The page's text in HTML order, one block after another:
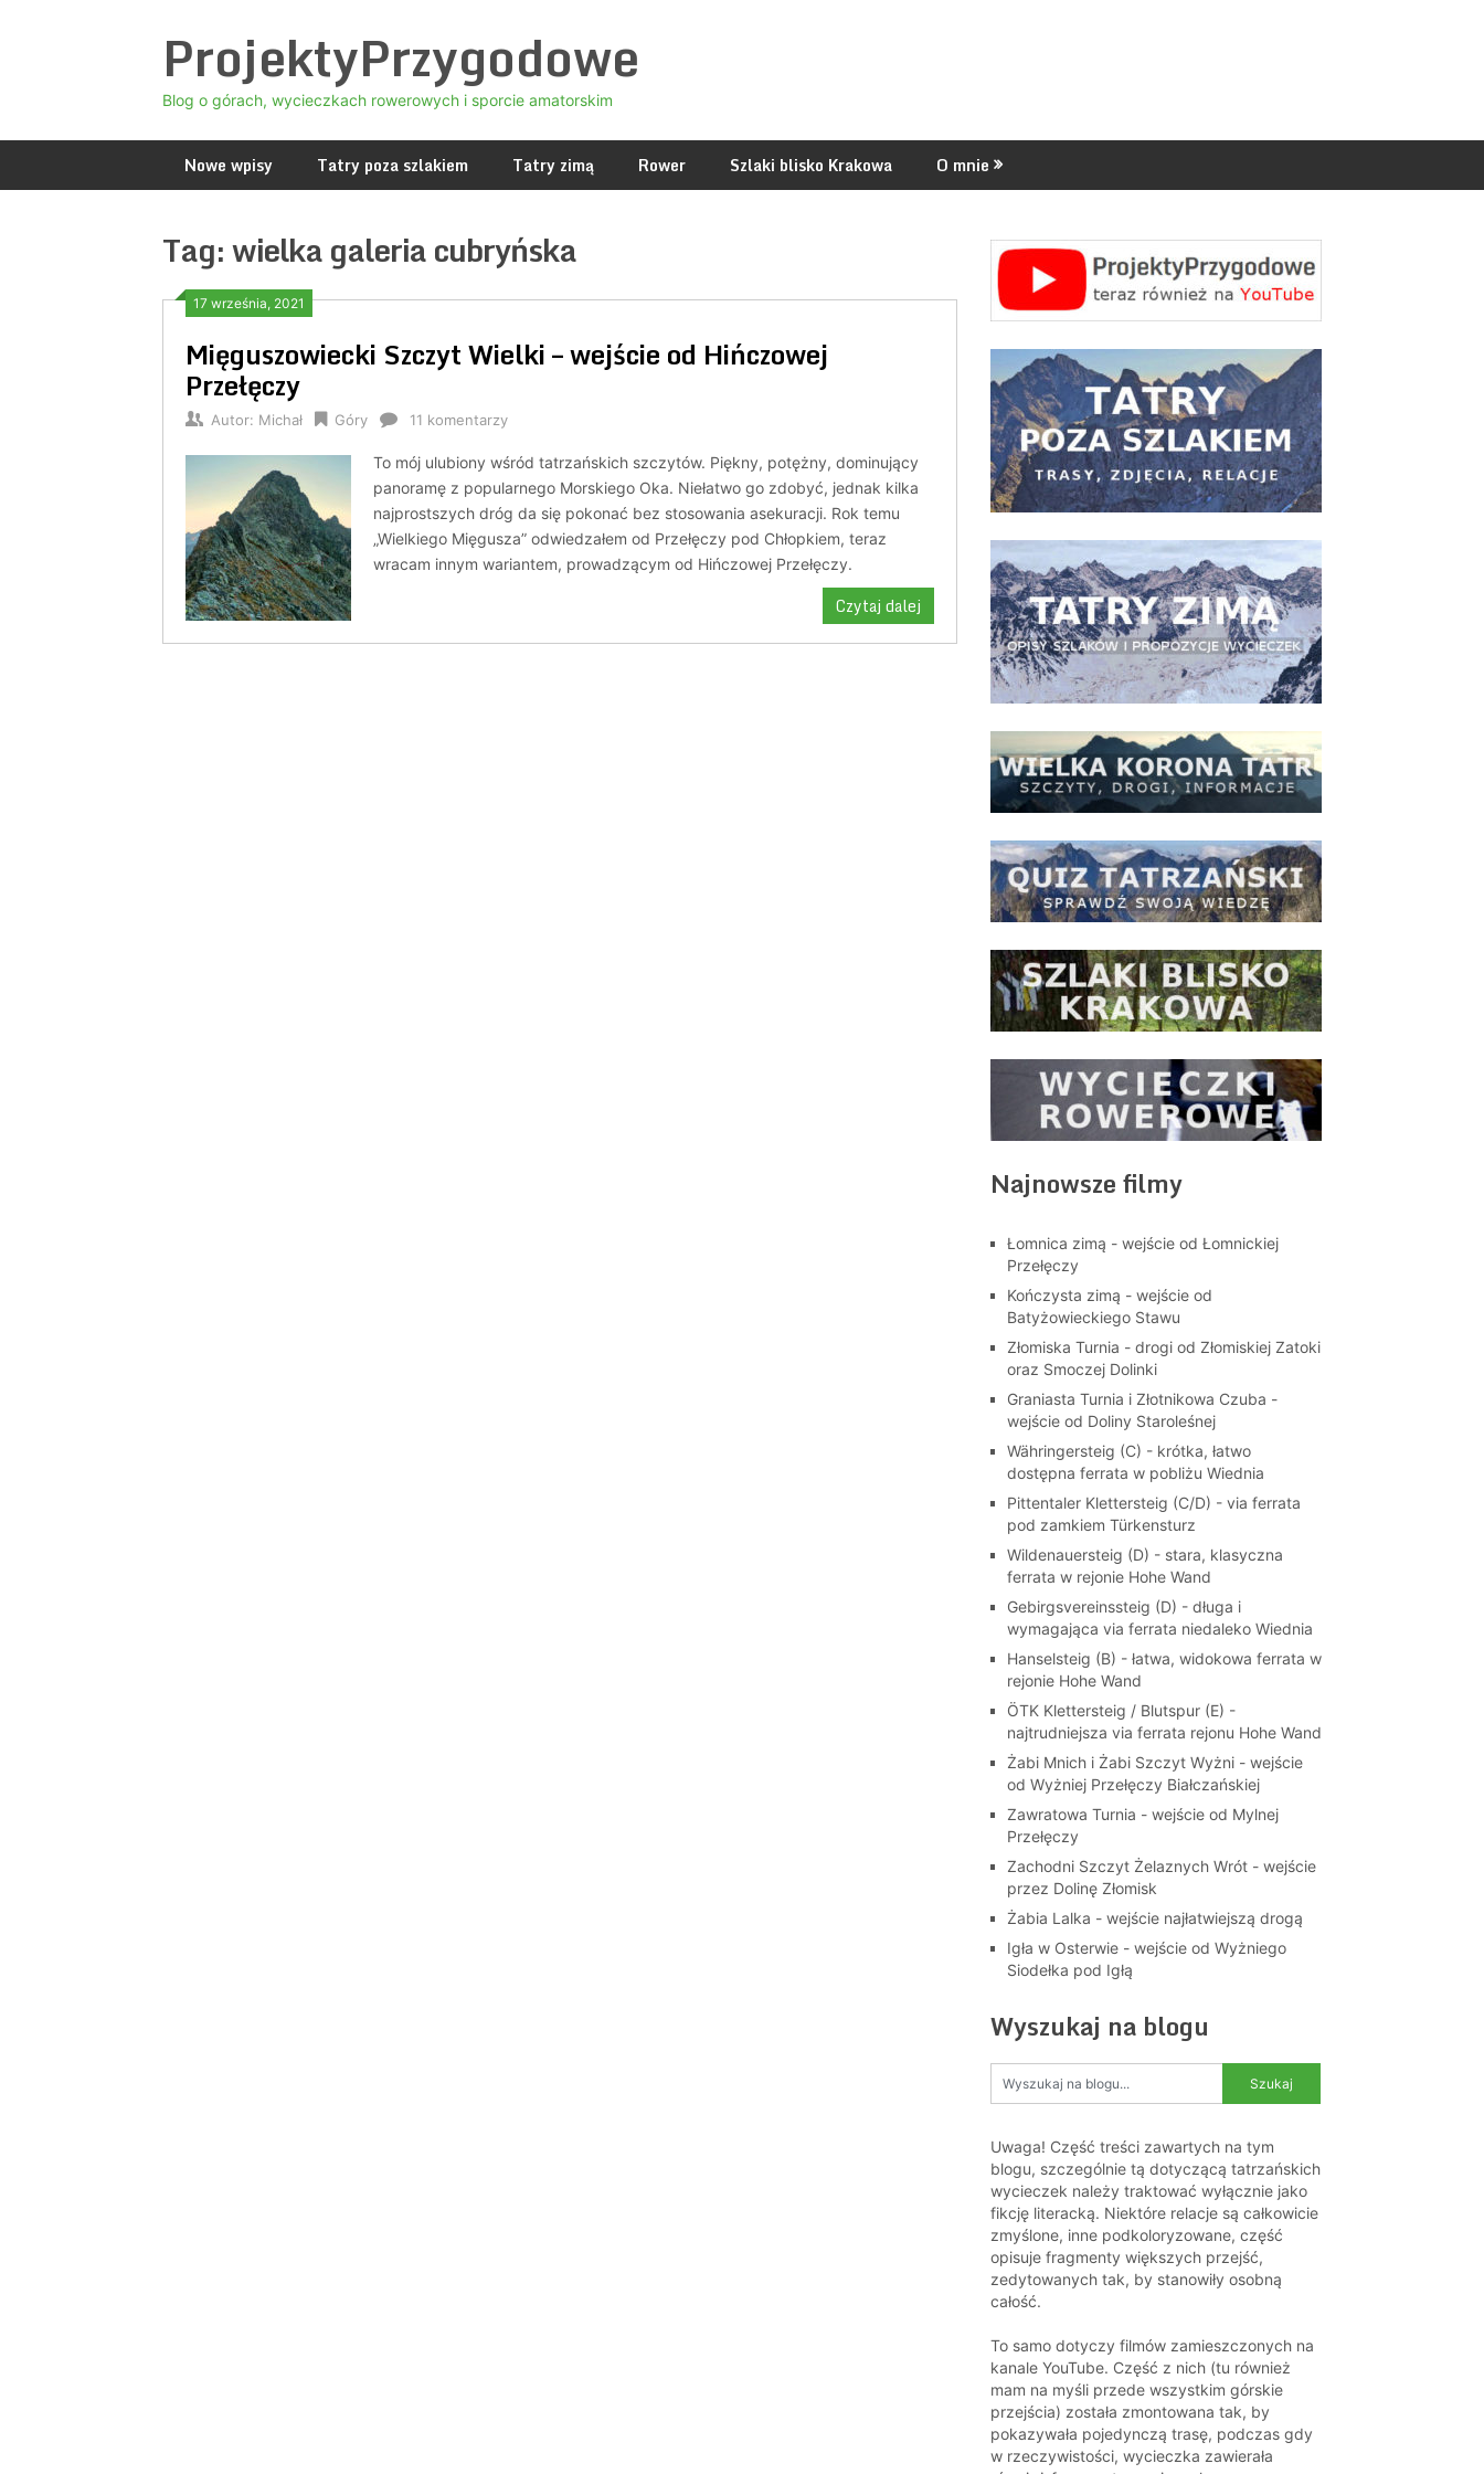
ProjektyPrzygodowe
Blog o górach, wycieczkach rowerowych i sporcie amatorskim
Nowe wpisy Tatry poza szlakiem Tatry zimą Rower Szlaki blisko Krakowa O mnie
Tag:wielka galeria cubryńska
17 września, 2021
Mięguszowiecki Szczyt Wielki – wejście od Hińczowej
Przełęczy
Autor: Michał Góry 11 komentarzy
To mój ulubiony wśród tatrzańskich szczytów. Piękny, potężny, dominujący
panoramę z popularnego Morskiego Oka. Niełatwo go zdobyć, jednak kilka
najprostszych dróg da się pokonać bez stosowania asekuracji. Rok temu
„Wielkiego Mięgusza” odwiedzałem od Przełęczy pod Chłopkiem, teraz
wracam innym wariantem, prowadzącym od Hińczowej Przełęczy.
Czytaj dalej
Najnowsze filmy
Łomnica zimą - wejście od Łomnickiej
Przełęczy
Kończysta zimą - wejście od
Batyżowieckiego Stawu
Złomiska Turnia - drogi od Złomiskiej Zatoki
oraz Smoczej Dolinki
Graniasta Turnia i Złotnikowa Czuba -
wejście od Doliny Staroleśnej
Währingersteig (C) - krótka, łatwo
dostępna ferrata w pobliżu Wiednia
Pittentaler Klettersteig (C/D) - via ferrata
pod zamkiem Türkensturz
Wildenauersteig (D) - stara, klasyczna
ferrata w rejonie Hohe Wand
Gebirgsvereinssteig (D) - długa i
wymagająca via ferrata niedaleko Wiednia
Hanselsteig (B) - łatwa, widokowa ferrata w
rejonie Hohe Wand
ÖTK Klettersteig / Blutspur (E) -
najtrudniejsza via ferrata rejonu Hohe Wand
Żabi Mnich i Żabi Szczyt Wyżni - wejście
od Wyżniej Przełęczy Białczańskiej
Zawratowa Turnia - wejście od Mylnej
Przełęczy
Zachodni Szczyt Żelaznych Wrót - wejście
przez Dolinę Złomisk
Żabia Lalka - wejście najłatwiejszą drogą
Igła w Osterwie - wejście od Wyżniego
Siodełka pod Igłą
Wyszukaj na blogu
Uwaga! Część treści zawartych na tym
blogu, szczególnie tą dotyczącą tatrzańskich
wycieczek należy traktować wyłącznie jako
fikcję literacką. Niektóre relacje są całkowicie
zmyślone, inne podkoloryzowane, część
opisuje fragmenty większych przejść,
zedytowanych tak, by stanowiły osobną
całość.
To samo dotyczy filmów zamieszczonych na
kanale YouTube. Część z nich (tu również
mam na myśli przede wszystkim górskie
przejścia) została zmontowana tak, by
pokazywała pojedynczą trasę, podczas gdy
w rzeczywistości, wycieczka zawierała